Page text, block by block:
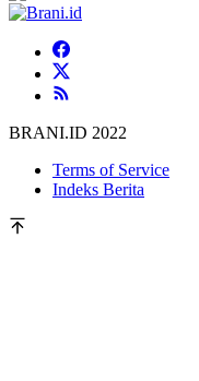
BRANI.ID 2022
Terms of Service
Indeks Berita